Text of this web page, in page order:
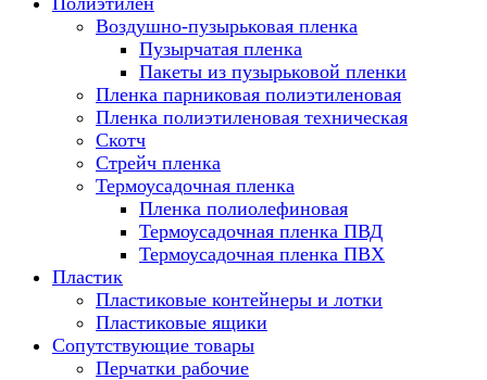
Воздушно-пузырьковая пленка
Пузырчатая пленка
Пакеты из пузырьковой пленки
Пленка парниковая полиэтиленовая
Пленка полиэтиленовая техническая
Скотч
Стрейч пленка
Термоусадочная пленка
Пленка полиолефиновая
Термоусадочная пленка ПВД
Термоусадочная пленка ПВХ
Пластик
Пластиковые контейнеры и лотки
Пластиковые ящики
Сопутствующие товары
Перчатки рабочие